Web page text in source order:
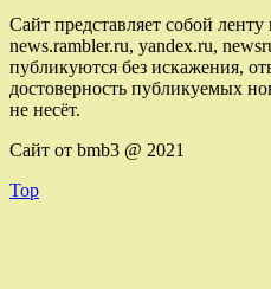
Сайт представляет собой ленту
news.rambler.ru, yandex.ru,
публикуются без искажения,
достоверность публикуемых
не несёт.
Сайт от bmb3 @ 2021
Top